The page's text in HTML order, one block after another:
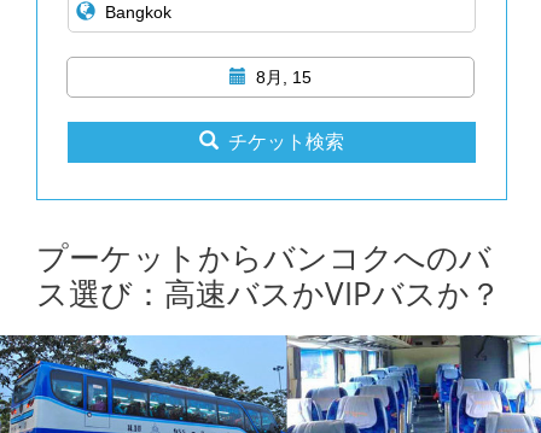
8月, 15
チケット検索
プーケットからバンコクへのバ
ス選び：高速バスかVIPバスか？